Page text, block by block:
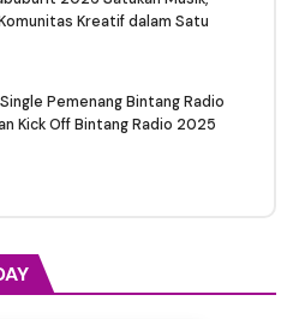
Kreatif dalam Satu
Pemenang Bintang Radio
Kick Off Bintang Radio 2025